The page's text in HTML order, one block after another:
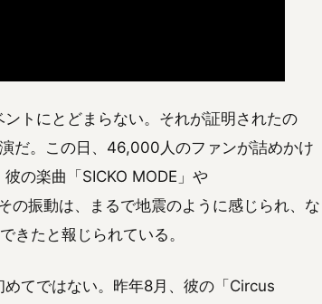
トにとどまらない。それが証明されたの
だ。この日、46,000人のファンが詰めかけ
の楽曲「SICKO MODE」や
の振動は、まるで地震のように感じられ、な
きたと報じられている。
てではない。昨年8月、彼の「Circus